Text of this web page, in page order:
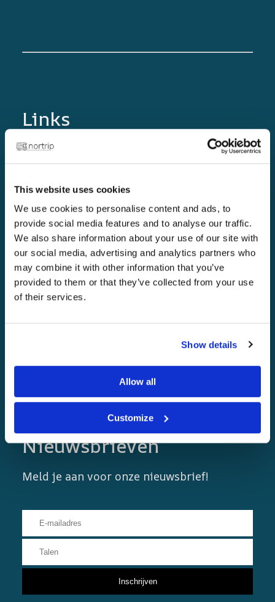
This website uses cookies
We use cookies to personalise content and ads, to
provide social media features and to analyse our traffic.
We also share information about your use of our site with
our social media, advertising and analytics partners who
may combine it with other information that you’ve
provided to them or that they’ve collected from your use
of their services.
Show details
Allow all
Customize
Links
Startpagina
De Nortrip Gids
Blog
Word Nortrip-host!
Samenwerkingspartners
Ondersteuning
Nieuwsbrieven
Meld je aan voor onze nieuwsbrief!